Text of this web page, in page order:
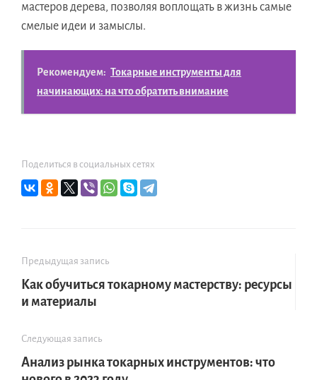
мастеров дерева, позволяя воплощать в жизнь самые
смелые идеи и замыслы.
Рекомендуем: Токарные инструменты для
начинающих: на что обратить внимание
Поделиться в социальных сетях
Предыдущая запись
Как обучиться токарному мастерству: ресурсы
и материалы
Следующая запись
Анализ рынка токарных инструментов: что